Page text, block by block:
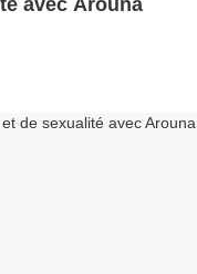
avec Arouna